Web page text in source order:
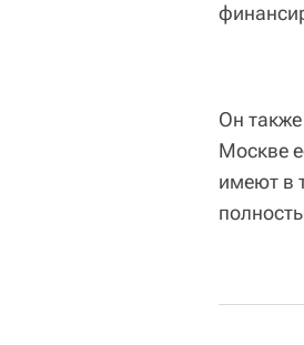
Он
Москве
имеют в